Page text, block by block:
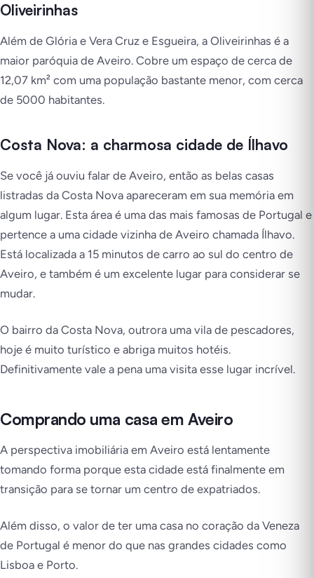
Oliveirinhas
Além de Glória e Vera Cruz e Esgueira, a Oliveirinhas é a
maior paróquia de Aveiro. Cobre um espaço de cerca de
12,07 km² com uma população bastante menor, com cerca
de 5000 habitantes.
Costa Nova: a charmosa cidade de Ílhavo
Se você já ouviu falar de Aveiro, então as belas casas
listradas da Costa Nova apareceram em sua memória em
algum lugar. Esta área é uma das mais famosas de Portugal e
pertence a uma cidade vizinha de Aveiro chamada Ílhavo.
Está localizada a 15 minutos de carro ao sul do centro de
Aveiro, e também é um excelente lugar para considerar se
mudar.
O bairro da Costa Nova, outrora uma vila de pescadores,
hoje é muito turístico e abriga muitos hotéis.
Definitivamente vale a pena uma visita esse lugar incrível.
Comprando uma casa em Aveiro
A perspectiva imobiliária em Aveiro está lentamente
tomando forma porque esta cidade está finalmente em
transição para se tornar um centro de expatriados.
Além disso, o valor de ter uma casa no coração da Veneza
de Portugal é menor do que nas grandes cidades como
Lisboa e Porto.